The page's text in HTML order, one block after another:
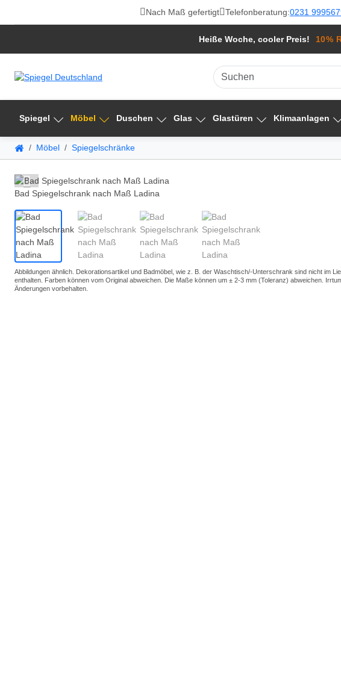
Nach Maß gefertigt Telefonberatung:0231
Heiße Woche, cooler Preis! 10%
Spiegel Möbel Duschen Glas Glastüren Klimaanlagen
Möbel Spiegelschränke
Bad Spiegelschrank nach Maß Ladina